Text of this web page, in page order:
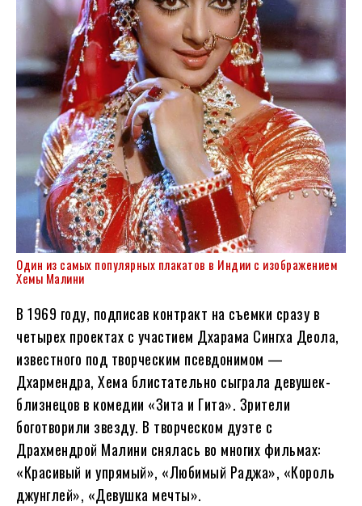
Один из самых популярных плакатов в Индии с изображением
Хемы Малини
В 1969 году, подписав контракт на съемки сразу в
четырех проектах с участием Дхарама Сингха Деола,
известного под творческим псевдонимом —
Дхармендра, Хема блистательно сыграла девушек-
близнецов в комедии «Зита и Гита». Зрители
боготворили звезду. В творческом дуэте с
Драхмендрой Малини снялась во многих фильмах:
«Красивый и упрямый», «Любимый Раджа», «Король
джунглей», «Девушка мечты».